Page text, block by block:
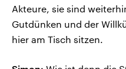
Akteure, sie sind
Gutdünken und der
hier am Tisch sitzen.